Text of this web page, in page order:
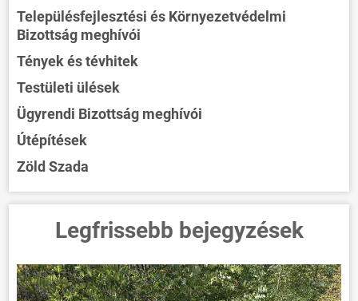
Településfejlesztési és Környezetvédelmi
Bizottság meghívói
Tények és tévhitek
Testületi ülések
Ügyrendi Bizottság meghívói
Útépítések
Zöld Szada
Legfrissebb bejegyzések